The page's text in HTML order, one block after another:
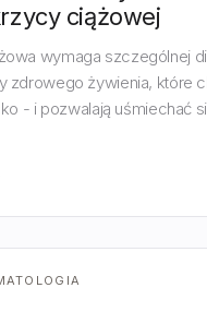
ciążowej
wymaga szczególnej
zdrowego żywienia, które
- i pozwalają uśmiechać